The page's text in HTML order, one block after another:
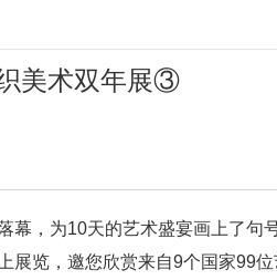
美术双年展③
幕，为10天的艺术盛宴画上了句
展览，邀您欣赏来自9个国家99